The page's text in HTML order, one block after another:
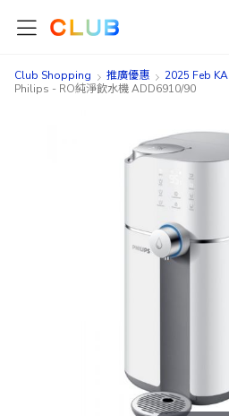
Club Shopping 推廣優惠
2025 Feb KA
Philips - RO純淨飲水機 ADD6910/90